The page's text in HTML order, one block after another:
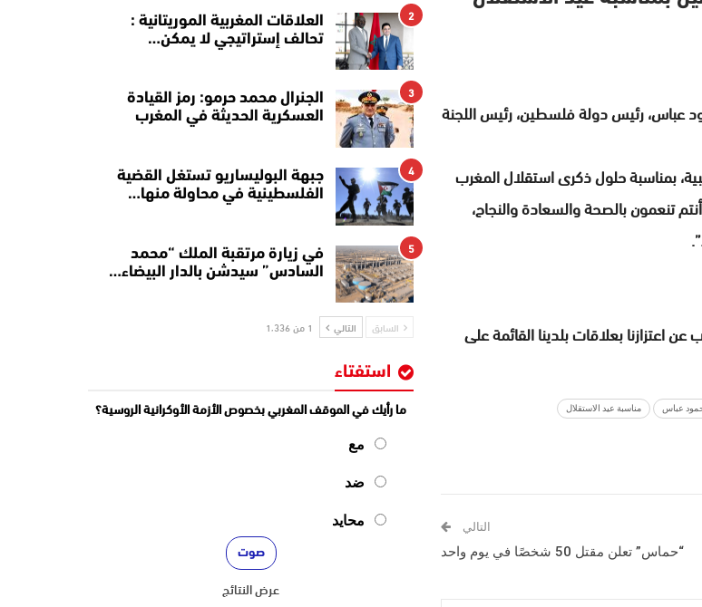
عباس، رئيس دولة فلسطين، رئيس اللجنة
بمناسبة حلول ذكرى استقلال المغرب
تنعمون بالصحة والسعادة والنجاح،
اعتزازنا بعلاقات بلدينا القائمة على
عباس مناسبة عيد الاستقلال
التالي
“حماس” تعلن مقتل 50 شخصًا في يوم واحد
2
العلاقات المغربية الموريتانية :
تحالف إستراتيجي لا يمكن…
3
الجنرال محمد حرمو: رمز القيادة
العسكرية الحديثة في المغرب
4
جبهة البوليساريو تستغل القضية
الفلسطينية في محاولة منها…
5
في زيارة مرتقبة الملك “محمد
السادس” سيدشن بالدار البيضاء…
السابق التالي 1 من 1٬336
استفتاء
ما رأيك في الموقف المغربي بخصوص الأزمة الأوكرانية الروسية؟
مع
ضد
محايد
عرض النتائج